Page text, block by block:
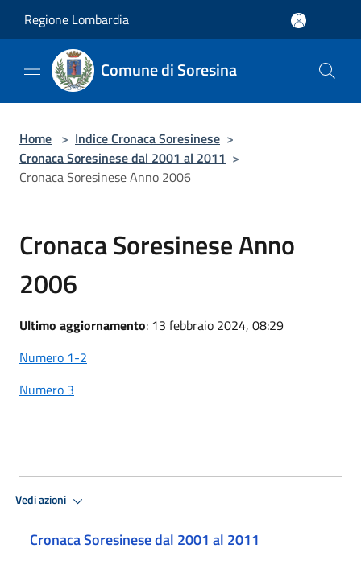
Regione Lombardia
Comune di Soresina
Home > Indice Cronaca Soresinese >
Cronaca Soresinese dal 2001 al 2011 >
Cronaca Soresinese Anno 2006
Cronaca Soresinese Anno
2006
Ultimo aggiornamento: 13 febbraio 2024, 08:29
Numero 1-2
Numero 3
Vedi azioni
Cronaca Soresinese dal 2001 al 2011